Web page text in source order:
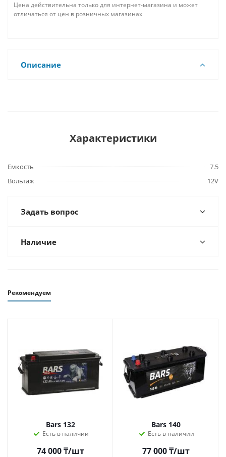
Цена действительна только для интернет-магазина и может
отличаться от цен в розничных магазинах
Описание
Характеристики
Емкость
7.5
Вольтаж
12V
Задать вопрос
Наличие
Рекомендуем
Bars 132
Есть в наличии
74 000₸/шт
Bars 140
Есть в наличии
77 000₸/шт